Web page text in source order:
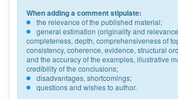
When adding a comment stipulate:
the relevance of the published material;
general estimation (originality and
completeness, depth, comprehensiveness of
consistency, coherence, evidence, structural
and the accuracy of the examples, illustrative
credibility of the conclusions;
disadvantages, shortcomings;
questions and wishes to author.